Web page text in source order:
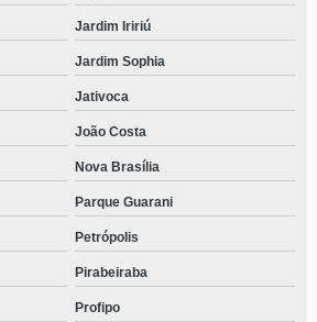
Jardim Iririú
Jardim Sophia
Jativoca
João Costa
Nova Brasília
Parque Guarani
Petrópolis
Pirabeiraba
Profipo